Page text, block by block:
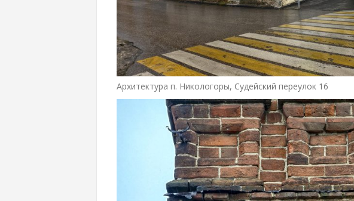
Архитектура п. Никологоры, Судейский переулок 16